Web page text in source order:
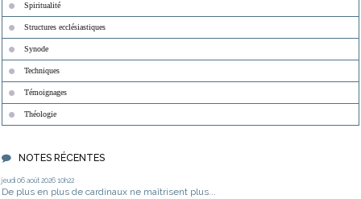
Spiritualité
Structures ecclésiastiques
Synode
Techniques
Témoignages
Théologie
NOTES RÉCENTES
jeudi 06 août 2026 10h22
De plus en plus de cardinaux ne maîtrisent plus...